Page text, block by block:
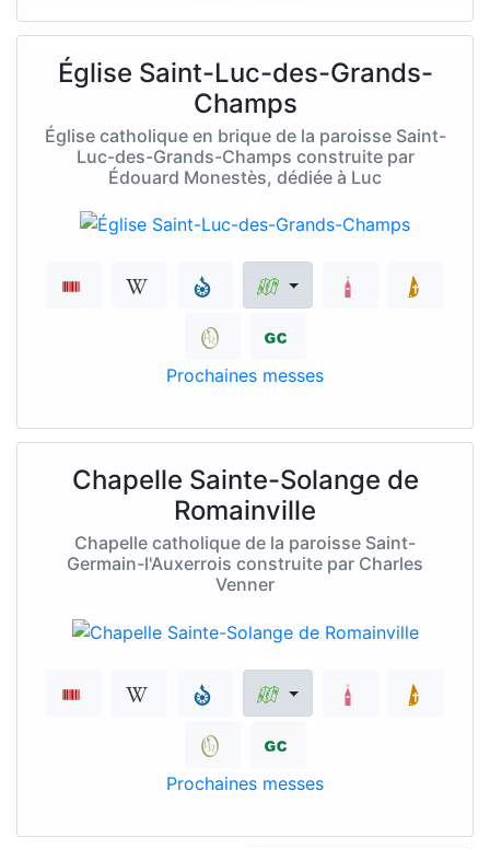
Église Saint-Luc-des-Grands-
Champs
Église catholique en brique de la paroisse Saint-
Luc-des-Grands-Champs construite par
Édouard Monestès, dédiée à Luc
Prochaines messes
Chapelle Sainte-Solange de
Romainville
Chapelle catholique de la paroisse Saint-
Germain-l'Auxerrois construite par Charles
Venner
Prochaines messes